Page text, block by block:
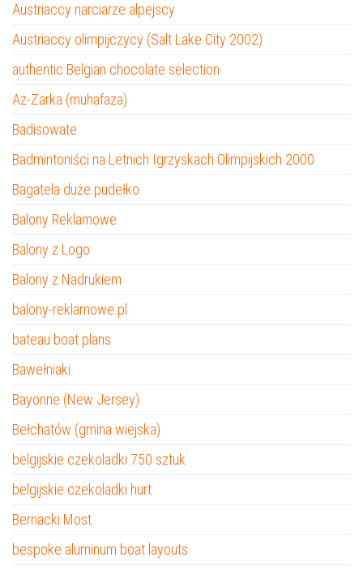
Austriaccy narciarze alpejscy
Austriaccy olimpijczycy (Salt Lake City 2002)
authentic Belgian chocolate selection
Az-Zarka (muhafaza)
Badisowate
Badmintoniści na Letnich Igrzyskach Olimpijskich 2000
Bagatela duże pudełko
Balony Reklamowe
Balony z Logo
Balony z Nadrukiem
balony-reklamowe.pl
bateau boat plans
Bawełniaki
Bayonne (New Jersey)
Bełchatów (gmina wiejska)
belgijskie czekoladki 750 sztuk
belgijskie czekoladki hurt
Bernacki Most
bespoke aluminum boat layouts